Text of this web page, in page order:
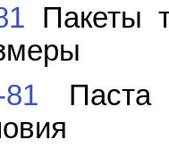
Пакеты
Паста